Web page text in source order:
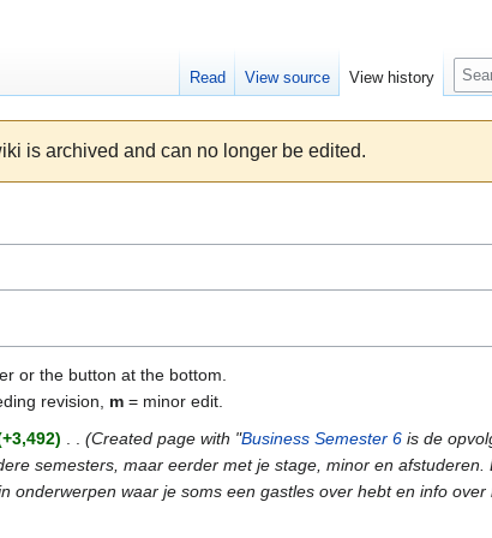
is archived and can no longer be edited.
or the button at the bottom.
revision, m = minor edit.
+3,492 Created page with "Business Semester 6is de
semesters, maar eerder met je stage, minor en
onderwerpen waar je soms een gastles over hebt en info
Read View source View history
S
e
a
c